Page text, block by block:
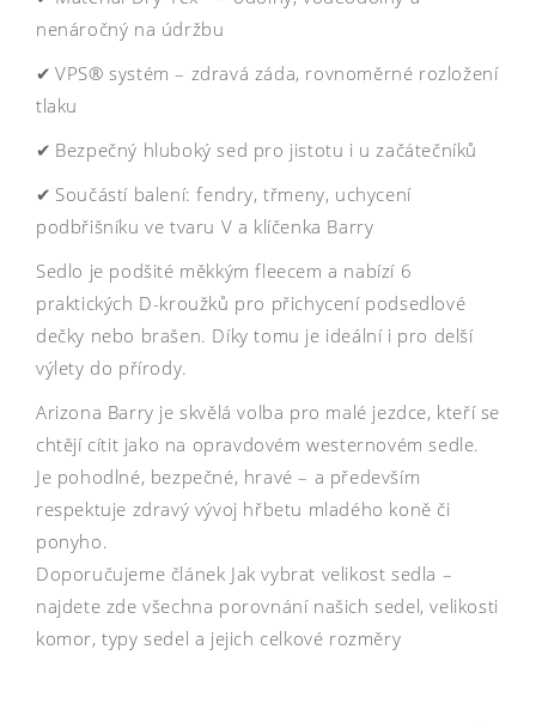
nenáročný na údržbu
✔ VPS® systém – zdravá záda, rovnoměrné rozložení
tlaku
✔ Bezpečný hluboký sed pro jistotu i u začátečníků
✔ Součástí balení: fendry, třmeny, uchycení
podbřišníku ve tvaru V a klíčenka Barry
Sedlo je podšité měkkým fleecem a nabízí 6
praktických D-kroužků pro přichycení podsedlové
dečky nebo brašen. Díky tomu je ideální i pro delší
výlety do přírody.
Arizona Barry je skvělá volba pro malé jezdce, kteří se
chtějí cítit jako na opravdovém westernovém sedle.
Je pohodlné, bezpečné, hravé – a především
respektuje zdravý vývoj hřbetu mladého koně či
ponyho.
Doporučujeme článek Jak vybrat velikost sedla –
najdete zde všechna porovnání našich sedel, velikosti
komor, typy sedel a jejich celkové rozměry